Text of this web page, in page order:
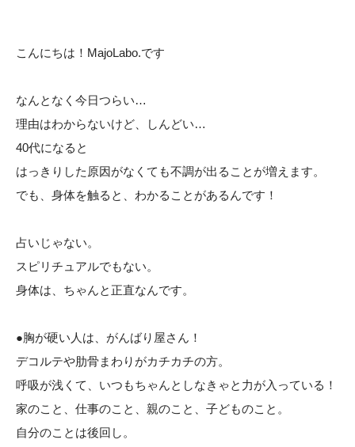
こんにちは！MajoLabo.です
なんとなく今日つらい…
理由はわからないけど、しんどい…
40代になると
はっきりした原因がなくても不調が出ることが増えます。
でも、身体を触ると、わかることがあるんです！
占いじゃない。
スピリチュアルでもない。
身体は、ちゃんと正直なんです。
●胸が硬い人は、がんばり屋さん！
デコルテや肋骨まわりがカチカチの方。
呼吸が浅くて、いつもちゃんとしなきゃと力が入っている！
家のこと、仕事のこと、親のこと、子どものこと。
自分のことは後回し。